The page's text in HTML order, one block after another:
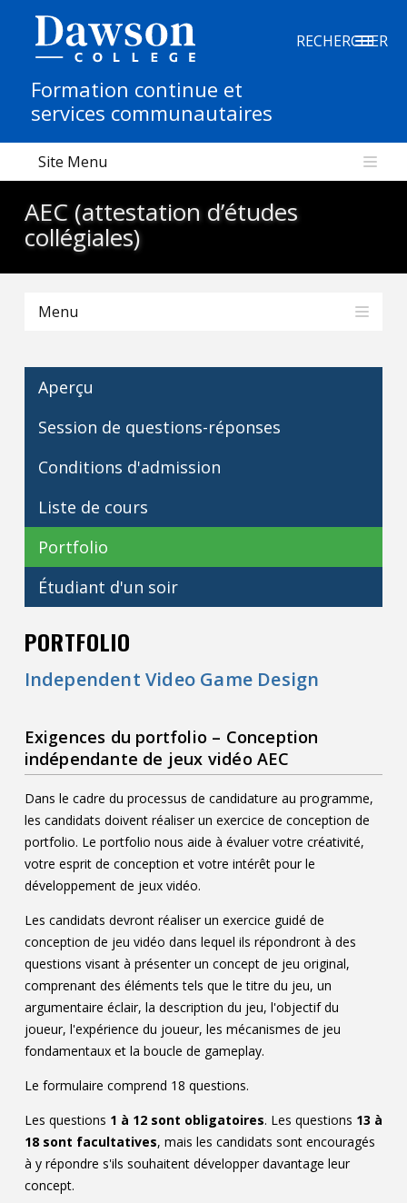
Formation continue et
services communautaires
RECHERCHER
Site Menu
AEC (attestation d’études
collégiales)
Menu
Aperçu
Session de questions-réponses
Conditions d'admission
Liste de cours
Portfolio
Étudiant d'un soir
PORTFOLIO
Independent Video Game Design
Exigences du portfolio – Conception
indépendante de jeux vidéo AEC
Dans le cadre du processus de candidature au programme,
les candidats doivent réaliser un exercice de conception de
portfolio. Le portfolio nous aide à évaluer votre créativité,
votre esprit de conception et votre intérêt pour le
développement de jeux vidéo.
Les candidats devront réaliser un exercice guidé de
conception de jeu vidéo dans lequel ils répondront à des
questions visant à présenter un concept de jeu original,
comprenant des éléments tels que le titre du jeu, un
argumentaire éclair, la description du jeu, l'objectif du
joueur, l'expérience du joueur, les mécanismes de jeu
fondamentaux et la boucle de gameplay.
Le formulaire comprend 18 questions.
Les questions 1 à 12 sont obligatoires. Les questions 13 à
18 sont facultatives, mais les candidats sont encouragés
à y répondre s'ils souhaitent développer davantage leur
concept.
Recherche sur le site
Recherche de personnes
EN
portail My Dawson
À propos de Dawson
Contact
Informations